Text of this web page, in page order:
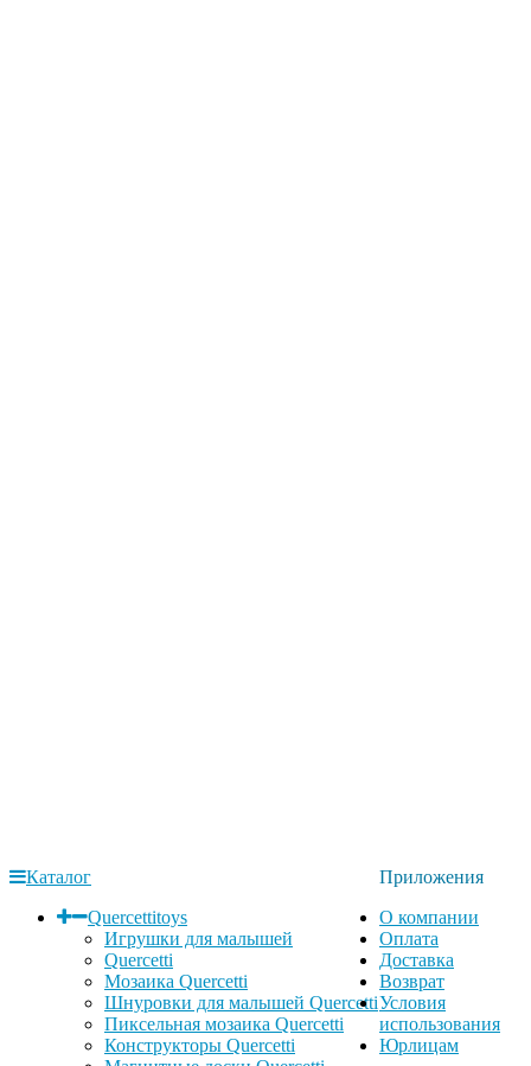
Каталог
Quercettitoys
Игрушки для малышей
Quercetti
Мозаика Quercetti
Шнуровки для малышей Quercetti
Пиксельная мозаика Quercetti
Конструкторы Quercetti
Приложения
О компании
Оплата
Доставка
Возврат
Условия
использования
Юрлицам